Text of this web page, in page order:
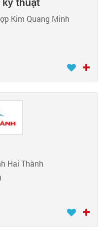
Kim Quang Minh
Hai Thành